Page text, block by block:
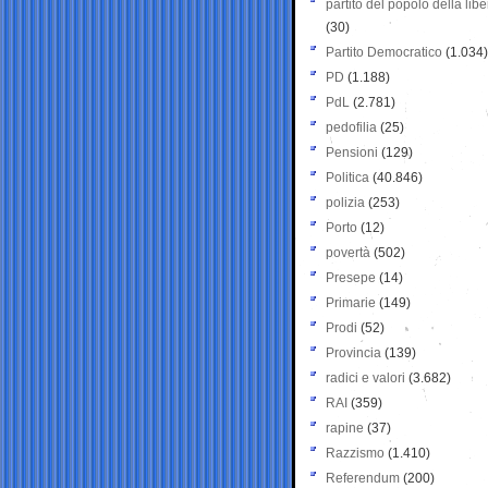
partito del popolo della
(30)
Partito Democratico (1.034)
PD (1.188)
PdL (2.781)
pedofilia (25)
Pensioni (129)
Politica (40.846)
polizia (253)
Porto (12)
povertà (502)
Presepe (14)
Primarie (149)
Prodi (52)
Provincia (139)
radici e valori (3.682)
RAI (359)
rapine (37)
Razzismo (1.410)
Referendum (200)